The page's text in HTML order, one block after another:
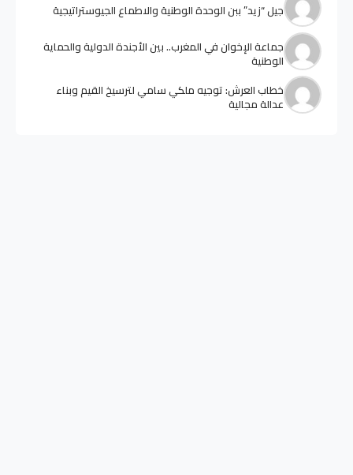
جيل “زيد” ببن الوحدة الوطنية والاطماع الجيوستراتيجية
جماعة الإخوان في المغرب.. بين الأجندة الدولية والحماية
الوطنية
خطاب العرش: توجيه ملكي سامي لترسيخ القيم وبناء
عدالة مجالية